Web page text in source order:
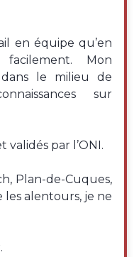
en équipe qu’en
Mon
le milieu de
sur
par l’ONI.
Plan-de-Cuques,
les alentours, je ne